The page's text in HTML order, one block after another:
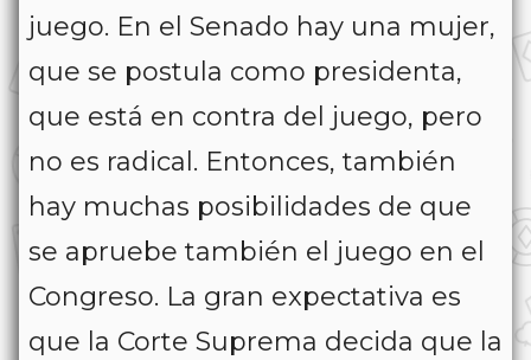
juego. En el Senado hay una mujer,
que se postula como presidenta,
que está en contra del juego, pero
no es radical. Entonces, también
hay muchas posibilidades de que
se apruebe también el juego en el
Congreso. La gran expectativa es
que la Corte Suprema decida que la